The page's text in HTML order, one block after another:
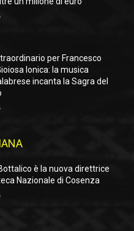
per Francesco
Ionica: la musica
incanta la Sagra del
è la nuova direttrice
Nazionale di Cosenza